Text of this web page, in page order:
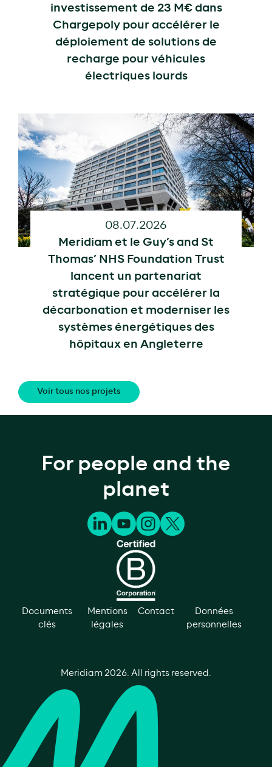
investissement de 23 M€ dans
Chargepoly pour accélérer le
déploiement de solutions de
recharge pour véhicules
électriques lourds
08.07.2026
Meridiam et le Guy’s and St
Thomas’ NHS Foundation Trust
lancent un partenariat
stratégique pour accélérer la
décarbonation et moderniser les
systèmes énergétiques des
hôpitaux en Angleterre
Voir tous nos projets
For people and the
planet
Documents
clés
Mentions
légales
Contact
Données
personnelles
Meridiam 2026. All rights reserved.